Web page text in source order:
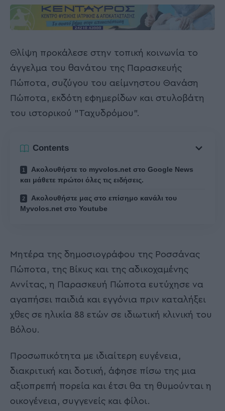
Θλίψη προκάλεσε στην τοπική κοινωνία το
άγγελμα του θανάτου της Παρασκευής
Πώποτα, συζύγου του αείμνηστου Θανάση
Πώποτα, εκδότη εφημερίδων και στυλοβάτη
του ιστορικού "Ταχυδρόμου".
Contents
Ακολουθήστε το myvolos.net στο Google News
και μάθετε πρώτοι όλες τις ειδήσεις.
Ακολουθήστε μας στο επίσημο κανάλι του
Myvolos.net στο Youtube
Μητέρα της δημοσιογράφου της Ροσσάνας
Πώποτα, της Βίκυς και της αδικοχαμένης
Αννίτας, η Παρασκευή Πώποτα ευτύχησε να
αγαπήσει παιδιά και εγγόνια πριν καταλήξει
χθες σε ηλικία 88 ετών σε ιδιωτική κλινική του
Βόλου.
Προσωπικότητα με ιδιαίτερη ευγένεια,
διακριτική και δοτική, άφησε πίσω της μια
αξιοπρεπή πορεία και έτσι θα τη θυμούνται η
οικογένεια, συγγενείς και φίλοι.